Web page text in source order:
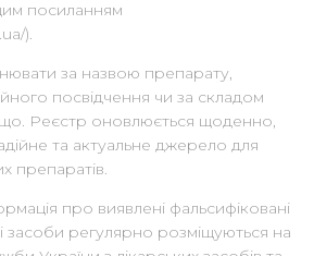
посиланням
).
за назвою препарату,
посвідчення чи за складом
Реєстр оновлюється щоденно,
та актуальне джерело для
препаратів.
про виявлені фальсифіковані
засоби регулярно розміщуються на